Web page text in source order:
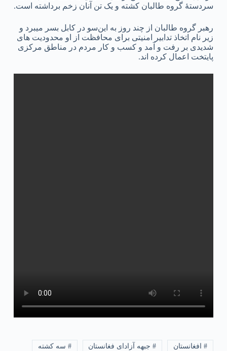
سردستۀ گروه طالبان کشته و یک تن آنان زخم برداشته است.
رهبر گروه طالبان از چند روز به این‌سو در کابل بسر میبرد و
زیر نام اتخاذ تدابیر امنیتی برای محافظت از او محدودیت های
شدیدی بر رفت و آمد و کسب و کار مردم در مناطق مرکزی
پایتخت اعمال کرده اند.
# افغانستان # جبهه آزادای فغانستان # سه کشته